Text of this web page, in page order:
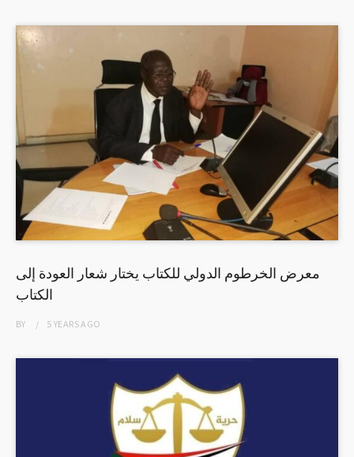
معرض الخرطوم الدولي للكتاب يختار شعار العودة إلى
الكتاب
BY 5 YEARSAGO